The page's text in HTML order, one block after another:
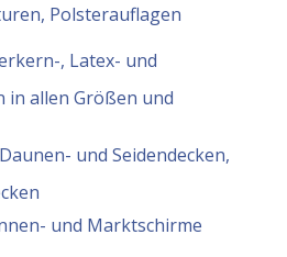
Polsterauflagen
, Latex- und
in allen Größen und
und Seidendecken,
und Marktschirme